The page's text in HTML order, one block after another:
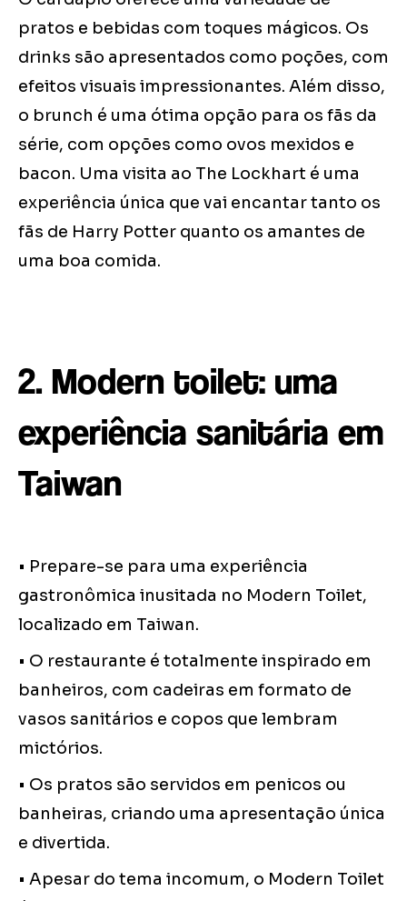
pratos e bebidas com toques mágicos. Os
drinks são apresentados como poções, com
efeitos visuais impressionantes. Além disso,
o brunch é uma ótima opção para os fãs da
série, com opções como ovos mexidos e
bacon. Uma visita ao The Lockhart é uma
experiência única que vai encantar tanto os
fãs de Harry Potter quanto os amantes de
uma boa comida.
2. Modern toilet: uma
experiência sanitária em
Taiwan
• Prepare-se para uma experiência
gastronômica inusitada no Modern Toilet,
localizado em Taiwan.
• O restaurante é totalmente inspirado em
banheiros, com cadeiras em formato de
vasos sanitários e copos que lembram
mictórios.
• Os pratos são servidos em penicos ou
banheiras, criando uma apresentação única
e divertida.
• Apesar do tema incomum, o Modern Toilet